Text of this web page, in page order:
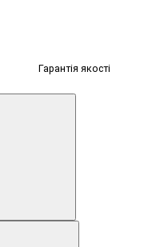
Гарантія якості